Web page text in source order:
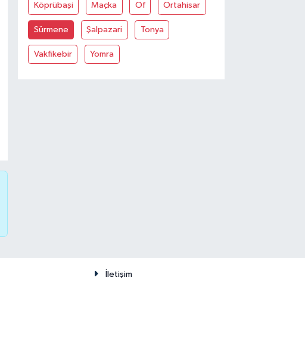
Köprübaşi Maçka Of Ortahisar
Sürmene Şalpazari Tonya
Vakfikebir Yomra
İletişim